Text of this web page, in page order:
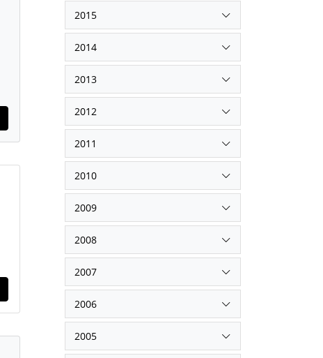
2015
2014
2013
2012
2011
2010
2009
2008
2007
2006
2005